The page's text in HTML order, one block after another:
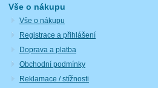
Vše o nákupu
Vše o nákupu
Registrace a přihlášení
Doprava a platba
Obchodní podmínky
Reklamace / stížnosti